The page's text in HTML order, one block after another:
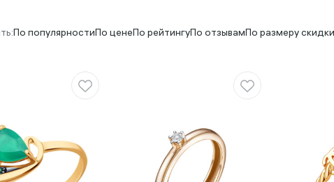
По популярностиПо ценеПо рейтингуПо отзывамПо размеру скидки